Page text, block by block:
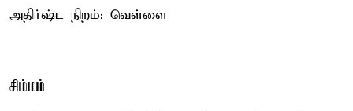
அதிர்ஷ்ட நிறம்: வெள்ளை
சிம்மம்